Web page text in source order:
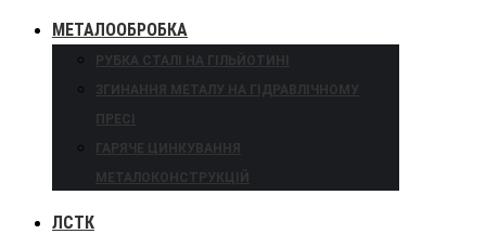
МЕТАЛООБРОБКА
РУБКА СТАЛІ НА ГІЛЬЙОТИНІ
ЗГИНАННЯ МЕТАЛУ НА ГІДРАВЛІЧНОМУ
ПРЕСІ
ГАРЯЧЕ ЦИНКУВАННЯ
МЕТАЛОКОНСТРУКЦІЙ
ЛСТК